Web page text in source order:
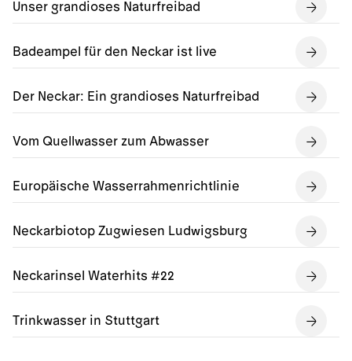
Unser grandioses Naturfreibad
Badeampel für den Neckar ist live
Der Neckar: Ein grandioses Naturfreibad
Vom Quellwasser zum Abwasser
Europäische Wasserrahmenrichtlinie
Neckarbiotop Zugwiesen Ludwigsburg
Neckarinsel Waterhits #22
Trinkwasser in Stuttgart